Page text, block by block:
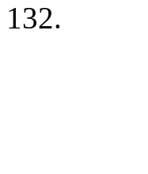
132.